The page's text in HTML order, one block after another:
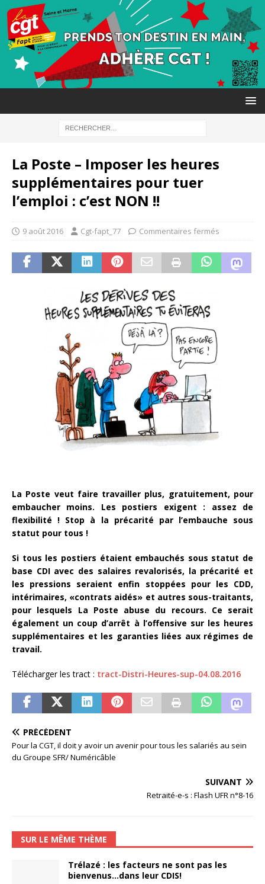
La Poste – Imposer les heures
supplémentaires pour tuer
l’emploi : c’est NON !!
9 août 2016 Cgt-fapt_77 Commentaires fermés
La Poste veut faire travailler plus, gratuitement, pour
embaucher moins. Les postiers exigent : assez de
flexibilité ! Stop à la précarité par l’embauche sous
statut pour tous !
Si tous les postiers étaient embauchés sous statut de
base CDI avec des salaires revalorisés, la précarité et
les pressions seraient enfin stoppées pour les CDD,
intérimaires, «contrats aidés» et autres sous-traitants,
pour lesquels La Poste abuse du recours. Ce serait
également un coup d’arrêt à l’offensive sur les heures
supplémentaires et les garanties liées aux régimes de
travail.
Télécharger les tract : tract-Distri-Heures-sup-04.08.2016
PRÉCÉDENT
Pour la CGT, il doit y avoir un avenir pour tous les salariés au sein
du Groupe SFR/ Numéricâble
SUIVANT
Retraité-e-s : Flash UFR n°8-16
SUR LE MÊME THÈME
Trélazé : les facteurs ne sont pas les
bienvenus…dans leur CDIS!